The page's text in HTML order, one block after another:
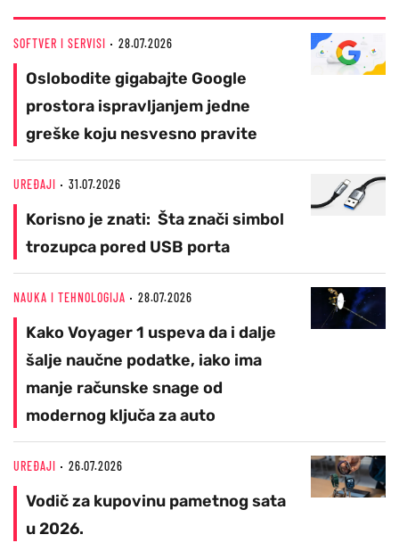
SOFTVER I SERVISI 28.07.2026
Oslobodite gigabajte Google
prostora ispravljanjem jedne
greške koju nesvesno pravite
UREĐAJI 31.07.2026
Korisno je znati: Šta znači simbol
trozupca pored USB porta
NAUKA I TEHNOLOGIJA 28.07.2026
Kako Voyager 1 uspeva da i dalje
šalje naučne podatke, iako ima
manje računske snage od
modernog ključa za auto
UREĐAJI 26.07.2026
Vodič za kupovinu pametnog sata
u 2026.